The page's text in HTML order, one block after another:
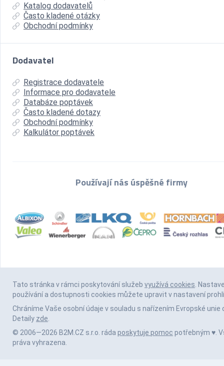
Katalog dodavatelů
Často kladené otázky
Obchodní podmínky
Dodavatel
Registrace dodavatele
Informace pro dodavatele
Databáze poptávek
Často kladené dotazy
Obchodní podmínky
Kalkulátor poptávek
Používají nás úspěšné firmy
Tato stránka v rámci poskytování služeb využívá cookies.
používání a dostupnosti cookies můžete upravit v nastavení
Chráníme Vaše osobní údaje v souladu s nařízením Evropské unie
Detaily zde.
© 2006—2026 B2M.CZ s.r.o. ráda poskytuje pomoc potřebným ♥️.
práva vyhrazena.